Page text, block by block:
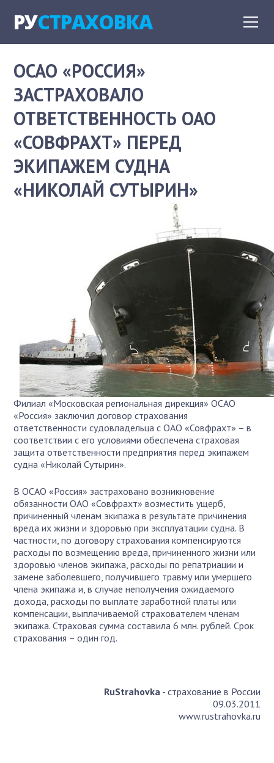
РУСТРАХОВКА
ОСАО «РОССИЯ»
ЗАСТРАХОВАЛО
ОТВЕТСТВЕННОСТЬ ОАО
«СОВФРАХТ» ПЕРЕД
ЭКИПАЖЕМ СУДНА
«НИКОЛАЙ СУТЫРИН»
Филиал «Московская региональная дирекция» ОСАО
«Россия» заключил договор страхования
ответственности судовладельца с ОАО «Совфрахт» – в
соответствии с его условиями обеспечена страховая
защита ответственности предприятия перед экипажем
судна «Николай Сутырин».
В ОСАО «Россия» застраховано возникновение
обязанности ОАО «Совфрахт» возместить ущерб,
причиненный членам экипажа в результате причинения
вреда их жизни и здоровью при эксплуатации судна. В
частности, по договору страхования компенсируются
расходы по возмещению вреда, причиненного жизни или
здоровью членов экипажа, расходы по репатриации и
замене заболевшего, получившего травму или умершего
члена экипажа и, в случае неполучения ожидаемого
дохода, расходы по выплате заработной платы или
компенсации, выплачиваемой страхователем членам
экипажа. Страховая сумма составила 6 млн. рублей. Срок
страхования – один год.
RuStrahovka- страхование в России
09.03.2011
www.rustrahovka.ru